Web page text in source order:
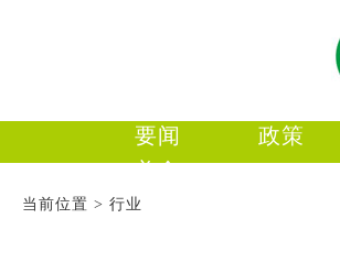
要闻 政策
美食
当前位置 > 行业